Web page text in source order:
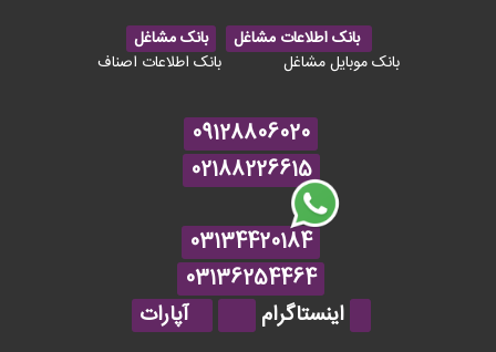
بانک اطلاعات مشاغل
بانک مشاغل
بانک موبایل مشاغل
بانک اطلاعات اصناف
09128806020
02188226615
03134420184
03136254464
اینستاگرام
آپارات